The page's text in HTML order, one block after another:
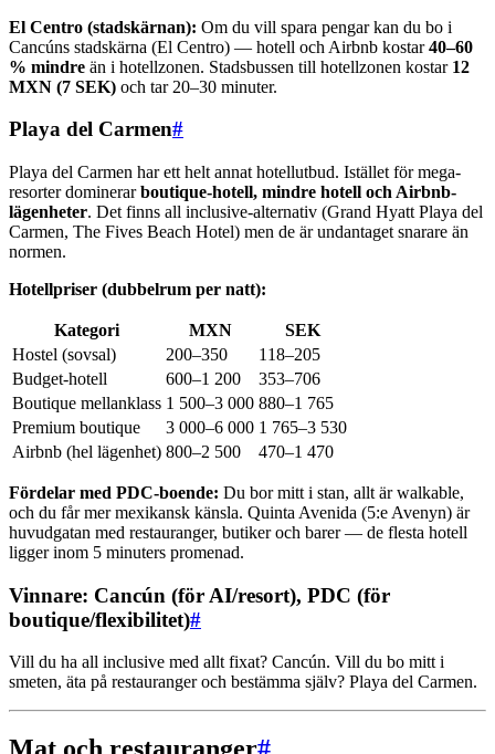
El Centro (stadskärnan): Om du vill spara pengar kan du bo i
Cancúns stadskärna (El Centro) — hotell och Airbnb kostar40–60
% mindre än i hotellzonen. Stadsbussen till hotellzonen kostar 12
MXN (7 SEK) och tar 20–30 minuter.
Playa del Carmen#
Playa del Carmen har ett helt annat hotellutbud. Istället för mega-
resorter dominerarboutique-hotell, mindre hotell och Airbnb-
lägenheter. Det finns all inclusive-alternativ (Grand Hyatt Playa del
Carmen, The Fives Beach Hotel) men de är undantaget snarare än
normen.
Hotellpriser (dubbelrum per natt):
Kategori MXN
SEK
Hostel (sovsal)
200–350
118–205
Budget-hotell
600–1 200
353–706
Boutique mellanklass 1 500–3 000 880–1 765
Premium boutique
3 000–6 000 1 765–3 530
Airbnb (hel lägenhet) 800–2 500 470–1 470
Fördelar med PDC-boende: Du bor mitt i stan, allt är walkable,
och du får mer mexikansk känsla. Quinta Avenida (5:e Avenyn) är
huvudgatan med restauranger, butiker och barer — de flesta hotell
ligger inom 5 minuters promenad.
Vinnare: Cancún (för AI/resort), PDC (för
boutique/flexibilitet)#
Vill du ha all inclusive med allt fixat? Cancún. Vill du bo mitt i
smeten, äta på restauranger och bestämma själv? Playa del Carmen.